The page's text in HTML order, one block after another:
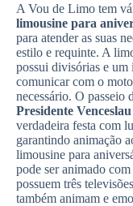
A Vou de Limo tem
limousine para
para atender as suas
estilo e requinte. A
possui divisórias e um
comunicar com o
necessário. O passeio
Presidente Venceslau
verdadeira festa com
garantindo animação
limousine para
pode ser animado
possuem três
também animam e